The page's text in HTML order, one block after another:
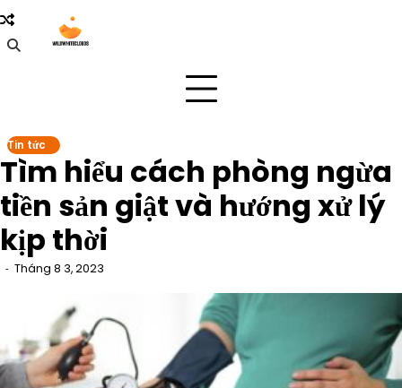
Skip
to
content
Tin tức
Tìm hiểu cách phòng ngừa
tiền sản giật và hướng xử lý
kịp thời
Tháng 8 3, 2023